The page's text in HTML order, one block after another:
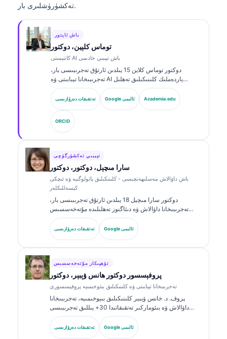
تەكشۈرۈشلىرى بار.
باش ئاپتور
توماس كلېين، دوكتور
كانتېستى AI باش تېببىي خادىمى
دوكتور توماس كلاین 15 يىلدىن ئارتۇق تەجرىبىسى بار،
تەجرىبىخانا تېبابىتى ۋە AI ياردەملىك كلىنىكىلىق تەھلىل
ساھەسىدە مۇتەخەسسىس، تاختا تەرىپىدىن گۇۋاھنامە ئالغان
كلىنىكىلىق گېماتولوگ ۋە ئىچكى كېسەللىكلەر دوختۇرى.
Kantesti AI دا باش دوختۇر (Chief Medical Officer)
بولۇش سۈپىتى بىلەن، ئۇ خاس ئىگىدارچىلىقتىكى نېرۋا
تورىنىڭ داۋالاش توغرىلىقىغا كلىنىكىلىق نازارەت قىلىدۇ.
دوكتور كلاین بىئوماركىرنى ئىزاھلاش ۋە تەجرىبىخانا دىئاگنوزى
توغرىسىدا تەجرىبىخانا تېبابىتى ھەققىدە كۆپ قېتىم ماقالە
تەتقىقات دەرۋازىسى Google ئالىمى Academia.edu
ORCID
تېببىي تەكشۈرگۈچى
سارا مىچېل، دوكتور، دوكتور
باش داۋالاش مەسلىھەتچىسى - كلىنىكىلىق پاتولوگىيە ۋە ئىچكى
كېسەللىكلەر
دوكتور سارا مىچېل 18 يىلدىن ئارتۇق تەجرىبىسى بار،
تەجرىبىخانا داۋالاش ۋە دىئاگنوز تەھلىلىدە مۇتەخەسسىس
بولغان، ئىدارە تەستىقلىغان كلىنىكىلىق پاتولوگ. ئۇ كلىنىكىلىق
خىمىيە ساھەسىدە ئالاھىدە گۇۋاھنامىلەرگە ئىگە بولۇپ،
كلىنىكىلىق ئەمەلىيەتتە بىئوماركىر گۇرۇپپىلىرى ۋە تەجرىبىخانا
تەتقىقات دەرۋازىسى Google ئالىمى
تۆھپىكار مۇتەخەسسىس
پروفېسسور دوكتور ھانس ۋېبېر، دوكتور
تەجرىبىخانا تېبابىتى ۋە كلىنىكىلىق بىئوخىمىيە پروفېسسورى
پروف. د. خانس ۋېبېر كلىنىكىلىق بىيوخىمىيە، تەجرىبىخانا
داۋالاش ۋە بىئوماركىر تەتقىقاتىدا 30+ يىللىق تەجرىبىسى
بىلەن تونۇلغان. گېرمانىيە كلىنىكىلىق خىمىيە جەمئىيىتىنىڭ
سابىق رەئىسى بولغان ئۇ دىئاگنوز گۇرۇپپا تەھلىلى،
بىئوماركىرنى ئۆلچەملەشتۈرۈش ۋە AI ياردەملىك تەجرىبىخانا
تەتقىقات دەرۋازىسى Google ئالىمى